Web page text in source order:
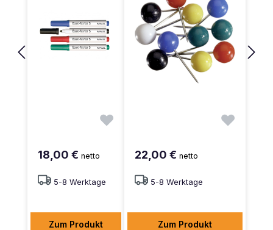
18,00 € netto
5-8 Werktage
Zum Produkt
22,00 €netto
5-8 Werktage
Zum Produkt